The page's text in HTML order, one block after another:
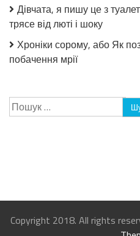
Дівчата, я пишу це з
трясе від люті і шоку
Хроніки сорому, або Як
побачення мрії
Пошук:
Copyright 2018. All rights